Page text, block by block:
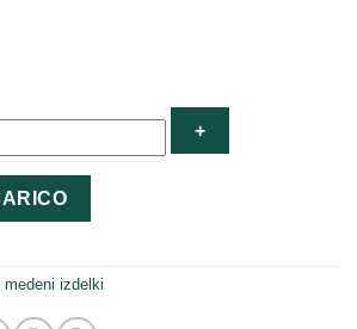
medeni izdelki